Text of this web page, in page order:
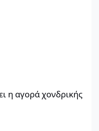
η αγορά χονδρικής